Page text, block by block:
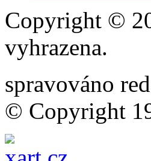
Copyright ©
vyhrazena.
spravováno
© Copyright